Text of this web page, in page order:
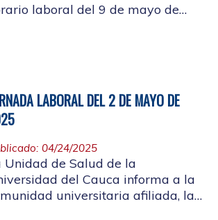
laboral del 9 de mayo de
LABORAL DEL 2 DE MAYO DE
04/24/2025
Unidad de Salud de la
del Cauca informa a la
universitaria afiliada, la